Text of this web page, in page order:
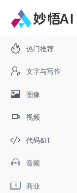
热门推荐
文字与写作
图像
视频
代码&IT
音频
商业